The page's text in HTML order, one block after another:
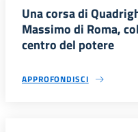
Una corsa di
Massimo di Roma,
centro del potere
APPROFONDISCI